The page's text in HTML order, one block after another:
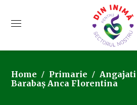
Home Primarie
Barabaș Anca Florentina